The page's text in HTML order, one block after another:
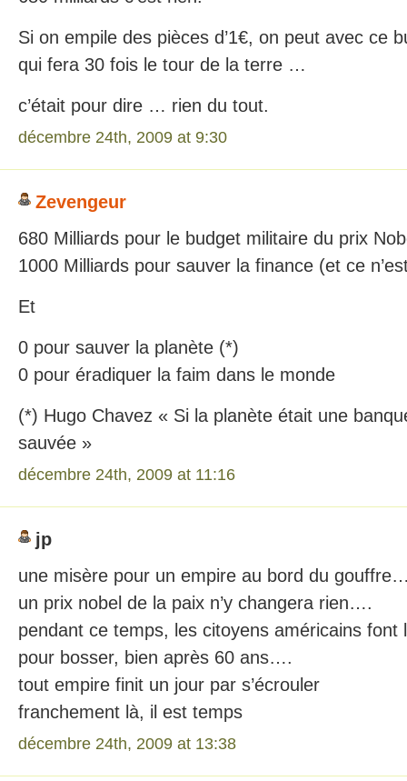
Si on empile des pièces d’1€, on peut avec ce
qui fera 30 fois le tour de la terre …
c’était pour dire … rien du tout.
décembre 24th, 2009 at 9:30
Zevengeur
680 Milliards pour le budget militaire du prix
1000 Milliards pour sauver la finance (et ce
Et
0 pour sauver la planète (*)
0 pour éradiquer la faim dans le monde
(*) Hugo Chavez « Si la planète était une
sauvée »
décembre 24th, 2009 at 11:16
jp
une misère pour un empire au bord du
un prix nobel de la paix n’y changera rien….
pendant ce temps, les citoyens américains font
pour bosser, bien après 60 ans….
tout empire finit un jour par s’écrouler
franchement là, il est temps
décembre 24th, 2009 at 13:38